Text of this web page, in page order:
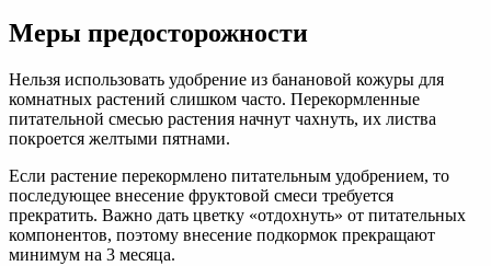
Меры предосторожности
Нельзя использовать удобрение из банановой кожуры для
комнатных растений слишком часто. Перекормленные
питательной смесью растения начнут чахнуть, их листва
покроется желтыми пятнами.
Если растение перекормлено питательным удобрением, то
последующее внесение фруктовой смеси требуется
прекратить. Важно дать цветку «отдохнуть» от питательных
компонентов, поэтому внесение подкормок прекращают
минимум на 3 месяца.